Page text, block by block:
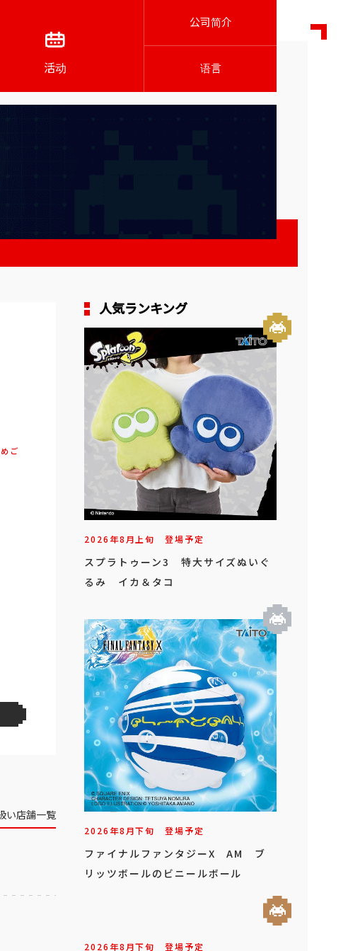
活动
公司简介
语言
ご
い店舗一覧
人気ランキング
2026年8月上旬 登場予定
スプラトゥーン3 特大サイズぬいぐ
るみ イカ＆タコ
2026年8月下旬 登場予定
ファイナルファンタジーX AM ブ
リッツボールのビニールボール
2026年8月下旬 登場予定